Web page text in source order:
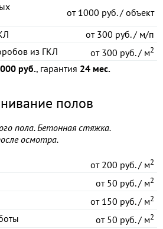
от1000 руб. / объект
от300 руб. / м/п
из ГКЛ
от300 руб. / м2
руб., гарантия 24 мес.
полов
пола. Бетонная стяжка.
осмотра.
от200 руб. / м2
от50 руб. / м2
от150 руб. / м2
от50 руб. / м2